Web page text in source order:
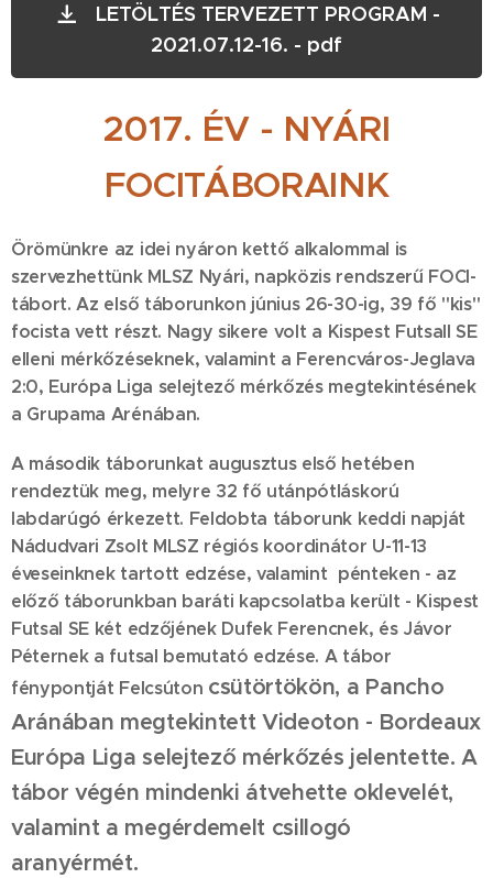
LETÖLTÉS TERVEZETT PROGRAM -
2021.07.12-16. - pdf
2017. ÉV - NYÁRI
FOCITÁBORAINK
Örömünkre az idei nyáron kettő alkalommal is
szervezhettünk MLSZ Nyári, napközis rendszerű FOCI-
tábort. Az első táborunkon június 26-30-ig, 39 fő "kis"
focista vett részt. Nagy sikere volt a Kispest Futsall SE
elleni mérkőzéseknek, valamint a Ferencváros-Jeglava
2:0, Európa Liga selejtező mérkőzés megtekintésének
a Grupama Arénában.
A második táborunkat augusztus első hetében
rendeztük meg, melyre 32 fő utánpótláskorú
labdarúgó érkezett. Feldobta táborunk keddi napját
Nádudvari Zsolt MLSZ régiós koordinátor U-11-13
éveseinknek tartott edzése, valamint pénteken - az
előző táborunkban baráti kapcsolatba került - Kispest
Futsal SE két edzőjének Dufek Ferencnek, és Jávor
Péternek a futsal bemutató edzése. A tábor
fénypontját Felcsúton csütörtökön, a Pancho
Aránában megtekintett Videoton - Bordeaux
Európa Liga selejtező mérkőzés jelentette. A
tábor végén mindenki átvehette oklevelét,
valamint a megérdemelt csillogó
aranyérmét.